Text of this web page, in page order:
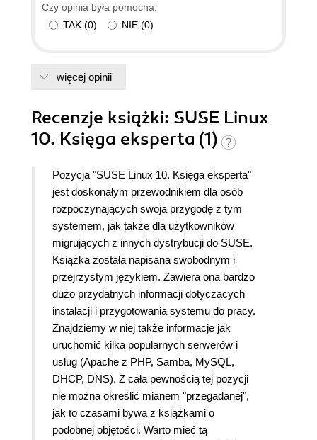
Czy opinia była pomocna:
TAK (0) NIE (0)
więcej opinii
Recenzje książki: SUSE Linux
10. Księga eksperta (1)
Pozycja "SUSE Linux 10. Księga eksperta"
jest doskonałym przewodnikiem dla osób
rozpoczynających swoją przygodę z tym
systemem, jak także dla użytkowników
migrujących z innych dystrybucji do SUSE.
Książka została napisana swobodnym i
przejrzystym językiem. Zawiera ona bardzo
dużo przydatnych informacji dotyczących
instalacji i przygotowania systemu do pracy.
Znajdziemy w niej także informacje jak
uruchomić kilka popularnych serwerów i
usług (Apache z PHP, Samba, MySQL,
DHCP, DNS). Z całą pewnością tej pozycji
nie można określić mianem "przegadanej",
jak to czasami bywa z książkami o
podobnej objętości. Warto mieć tą